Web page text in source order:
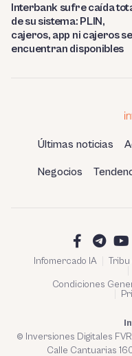
Interbank sufre caída
de su sistema: PLIN,
cajeros, app ni cajeros se
encuentran disponibles
Últimas noticias
Negocios
Infomercado IA
Condiciones
© Inversiones Digitales
Calle Cantuarias